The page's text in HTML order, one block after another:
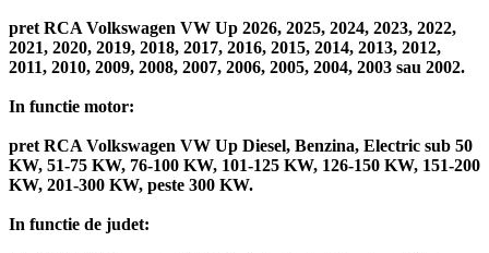
pret RCA Volkswagen VW Up 2026, 2025, 2024, 2023, 2022,
2021, 2020, 2019, 2018, 2017, 2016, 2015, 2014, 2013, 2012,
2011, 2010, 2009, 2008, 2007, 2006, 2005, 2004, 2003 sau 2002.
In functie motor:
pret RCA Volkswagen VW Up Diesel, Benzina, Electric sub 50
KW, 51-75 KW, 76-100 KW, 101-125 KW, 126-150 KW, 151-200
KW, 201-300 KW, peste 300 KW.
In functie de judet: